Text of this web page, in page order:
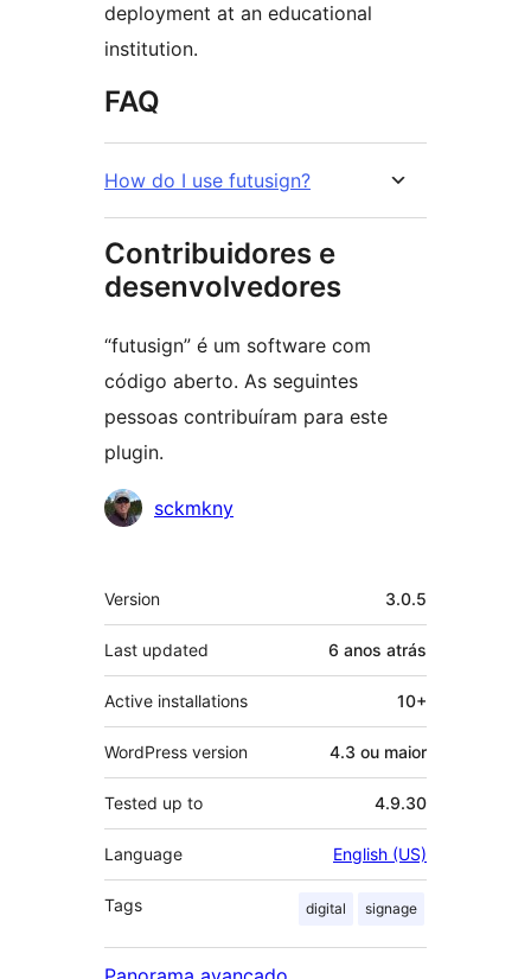
deployment at an educational
institution.
FAQ
How do I use futusign?
Contribuidores e
desenvolvedores
“futusign” é um software com
código aberto. As seguintes
pessoas contribuíram para este
plugin.
Contribuidores
sckmkny
Meta
Version 3.0.5
Last updated 6 anos atrás
Active installations 10+
WordPress version 4.3 ou maior
Tested up to 4.9.30
Language English (US)
Tags digital signage